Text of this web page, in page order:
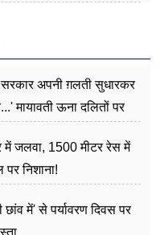
सरकार अपनी ग़लती सुधारकर
मायावती ऊना दलितों पर
में जलवा, 1500 मीटर रेस में
निशाना!
छांव में' से पर्यावरण दिवस पर